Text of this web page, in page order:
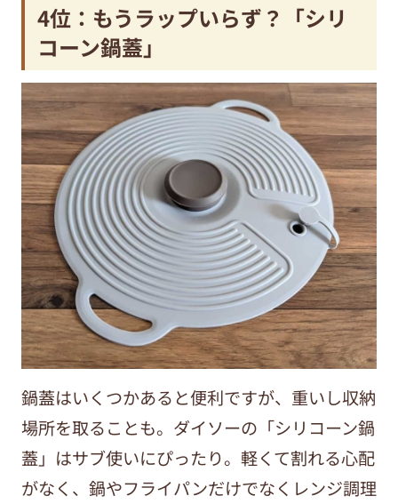
4位：もうラップいらず？「シリ
コーン鍋蓋」
鍋蓋はいくつかあると便利ですが、重いし収納
場所を取ることも。ダイソーの「シリコーン鍋
蓋」はサブ使いにぴったり。軽くて割れる心配
がなく、鍋やフライパンだけでなくレンジ調理